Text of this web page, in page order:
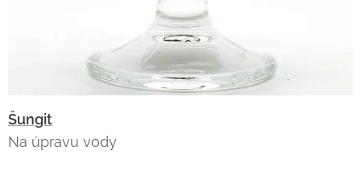
Šungit
Na úpravu vody